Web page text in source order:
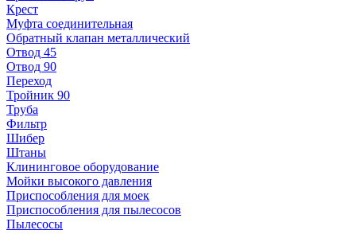
Крест
Муфта соединительная
Обратный клапан металлический
Отвод 45
Отвод 90
Переход
Тройник 90
Труба
Фильтр
Шибер
Штаны
Клининговое оборудование
Мойки высокого давления
Приспособления для моек
Приспособления для пылесосов
Пылесосы